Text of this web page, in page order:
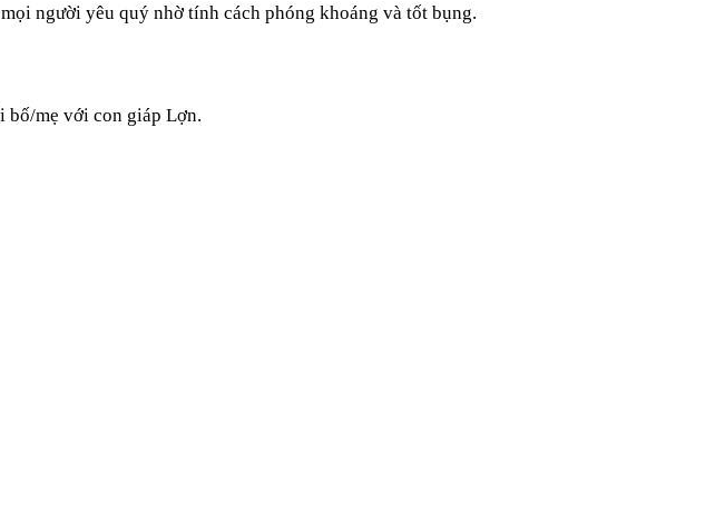
người yêu quý nhờ tính cách phóng khoáng và tốt bụng.
bố/mẹ với con giáp Lợn.